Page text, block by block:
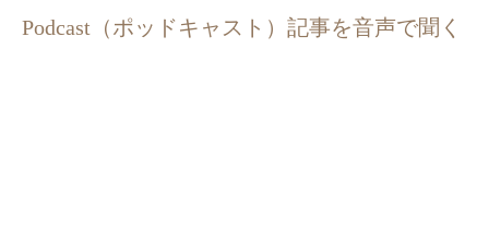
Podcast（ポッドキャスト）記事を音声で聞く